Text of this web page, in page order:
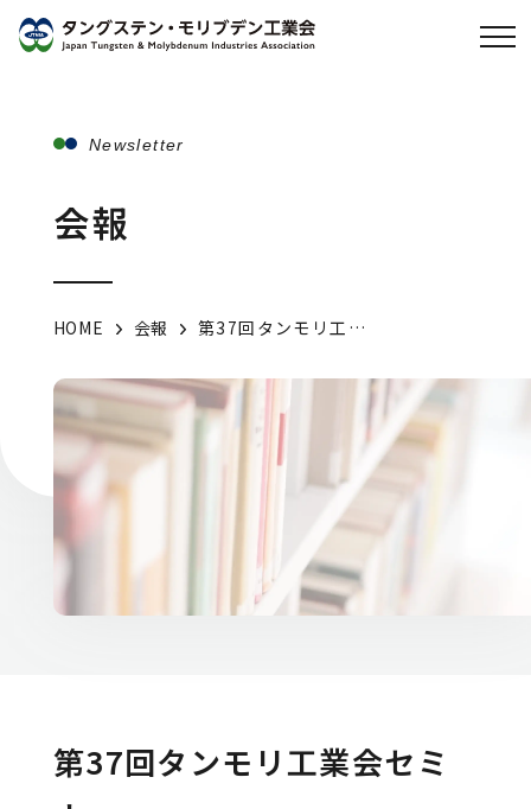
Newsletter
会報
HOME 会報 第37回タンモリ工業会セミナー
第37回タンモリ工業会セミ